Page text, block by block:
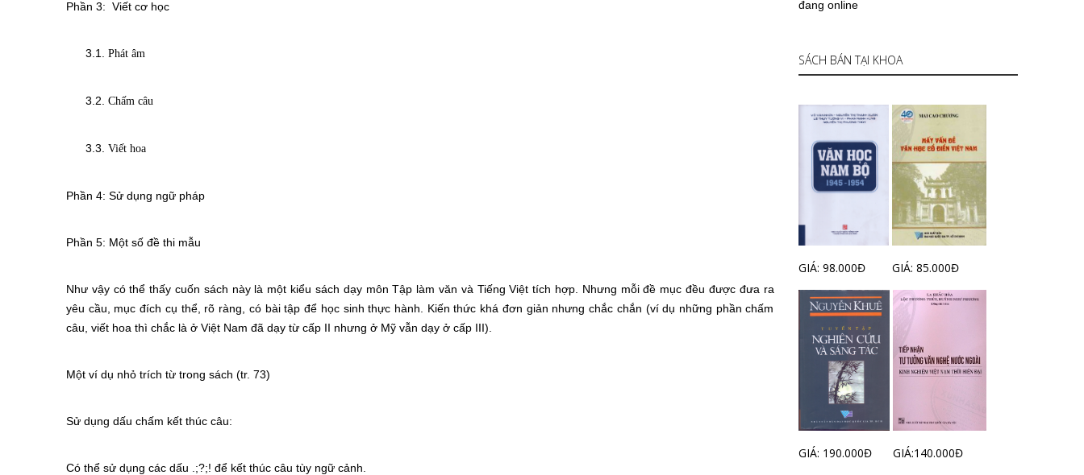
Phần 3: Viết cơ học
3.1. Phát âm
3.2. Chấm câu
3.3. Viết hoa
Phần 4: Sử dụng ngữ pháp
Phần 5: Một số đề thi mẫu
Như vậy có thể thấy cuốn sách này là một kiểu sách dạy môn Tập làm văn và Tiếng Việt tích hợp. Nhưng mỗi đề mục đều được đưa ra
yêu cầu, mục đích cụ thể, rõ ràng, có bài tập để học sinh thực hành. Kiến thức khá đơn giản nhưng chắc chắn (ví dụ những phần chấm
câu, viết hoa thì chắc là ở Việt Nam đã dạy từ cấp II nhưng ở Mỹ vẫn dạy ở cấp III).
Một ví dụ nhỏ trích từ trong sách (tr. 73)
Sử dụng dấu chấm kết thúc câu:
Có thể sử dụng các dấu .;?;! để kết thúc câu tùy ngữ cảnh.
đang online
SÁCH BÁN TẠI KHOA
GIÁ: 98.000Đ GIÁ: 85.000Đ
GIÁ: 190.000Đ GIÁ:140.000Đ